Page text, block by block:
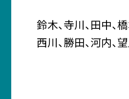
鈴木、寺川、田中、
西川、勝田、河内、